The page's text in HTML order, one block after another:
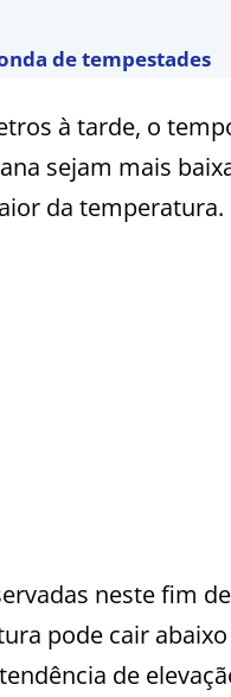
de tempestades
à tarde, o
sejam mais
da temperatura.
neste fim
pode cair abaixo
de